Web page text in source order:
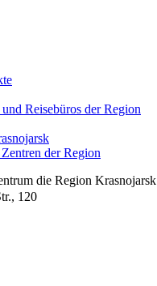
Reisebüros der Region
der Region
die Region Krasnojarsk
120